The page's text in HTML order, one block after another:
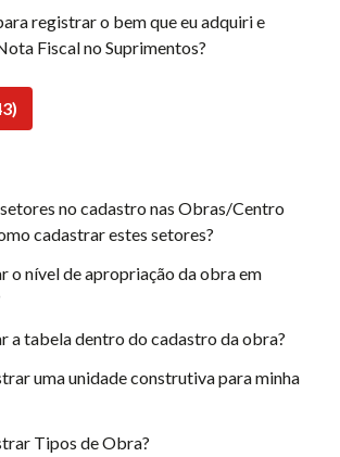
registrar o bem que eu adquiri e
Fiscal no Suprimentos?
no cadastro nas Obras/Centro
cadastrar estes setores?
o nível de apropriação da obra em
a tabela dentro do cadastro da obra?
uma unidade construtiva para minha
Tipos de Obra?